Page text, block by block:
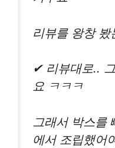
리뷰를 왕창 봤
✔ 리뷰대로..
요 ㅋㅋㅋ
그래서 박스를
에서 조립했어